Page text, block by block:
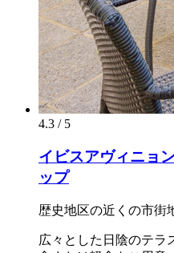
4.3 / 5
イビスアヴィニョ
ップ
歴史地区の近くの市街
広々とした日陰のテラ